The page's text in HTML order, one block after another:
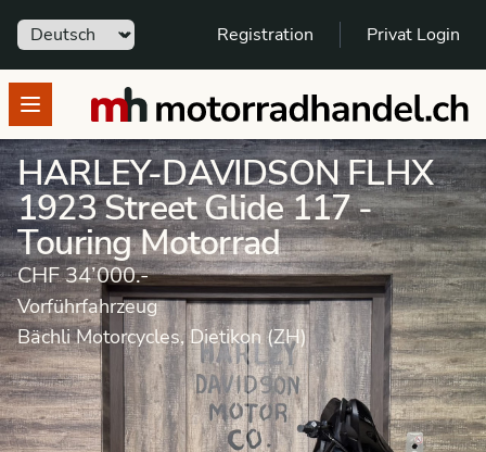
Sprache Registration Privat Login
Open menumotorradhandel.ch
HARLEY-DAVIDSON FLHX
1923 Street Glide 117 -
Touring Motorrad
CHF 34’000.-
Vorführfahrzeug
Bächli Motorcycles, Dietikon (ZH)
Motorrad Vorführfahrzeug
Touring Motorrad
HARLEY-DAVIDSON
Street Glide FLHX 1923